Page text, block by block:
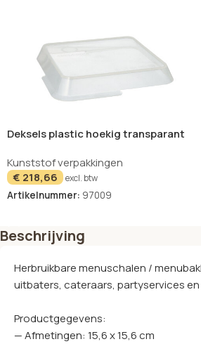
Deksels plastic hoekig transparant
Kunststof verpakkingen
€ 218,66 excl. btw
Artikelnummer: 97009
Beschrijving
Herbruikbare menuschalen /
uitbaters, cateraars, partyservices
Productgegevens:
— Afmetingen: 15,6 x 15,6 cm